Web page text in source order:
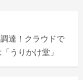
達！クラウドで
うりかけ堂」